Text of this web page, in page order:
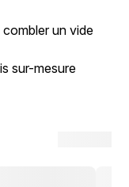
un vide
sur-mesure